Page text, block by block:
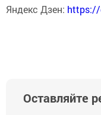
Яндекс Дзен: https://
Оставляйте